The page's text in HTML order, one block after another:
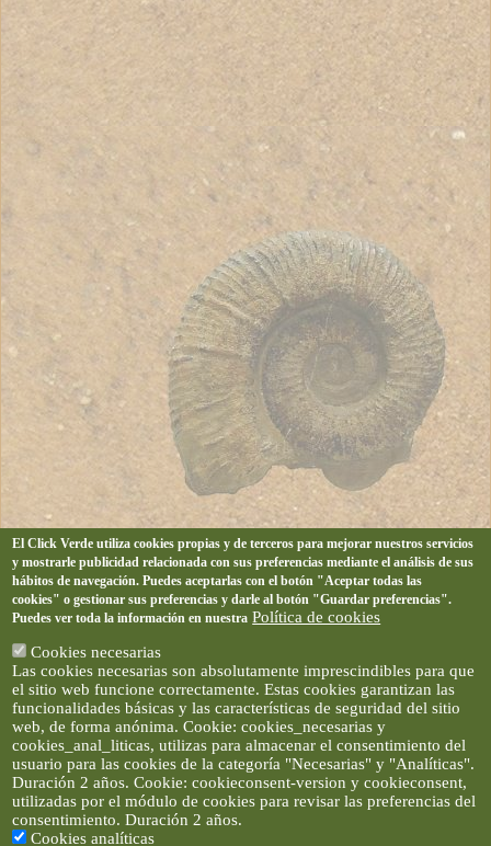
El Click Verde utiliza cookies propias y de terceros para mejorar nuestros servicios
y mostrarle publicidad relacionada con sus preferencias mediante el análisis de sus
hábitos de navegación. Puedes aceptarlas con el botón "Aceptar todas las
cookies" o gestionar sus preferencias y darle al botón "Guardar preferencias".
Puedes ver toda la información en nuestra Política de cookies
Cookies necesarias
Las cookies necesarias son absolutamente imprescindibles para que
el sitio web funcione correctamente. Estas cookies garantizan las
funcionalidades básicas y las características de seguridad del sitio
web, de forma anónima. Cookie: cookies_necesarias y
cookies_anal_liticas, utilizas para almacenar el consentimiento del
usuario para las cookies de la categoría "Necesarias" y "Analíticas".
Duración 2 años. Cookie: cookieconsent-version y cookieconsent,
utilizadas por el módulo de cookies para revisar las preferencias del
consentimiento. Duración 2 años.
Cookies analíticas